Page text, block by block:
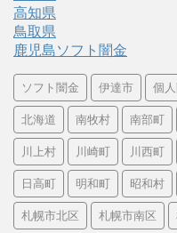
高知県
鳥取県
鹿児島ソフト闇金
ソフト闇金 伊達市 個
北海道 南牧村 南部町
川上村 川崎町 川西町
日高町 明和町 昭和村
札幌市北区 札幌市南区